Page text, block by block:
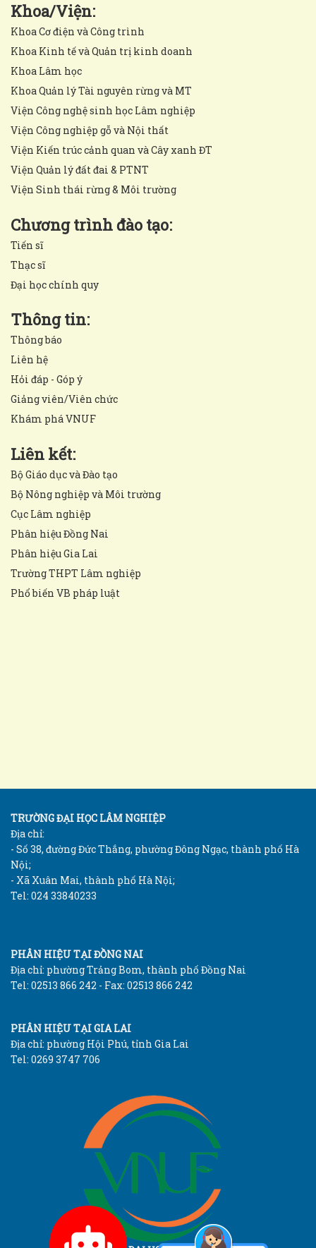
Khoa/Viện:
Khoa Cơ điện và Công trình
Khoa Kinh tế và Quản trị kinh doanh
Khoa Lâm học
Khoa Quản lý Tài nguyên rừng và MT
Viện Công nghệ sinh học Lâm nghiệp
Viện Công nghiệp gỗ và Nội thất
Viện Kiến trúc cảnh quan và Cây xanh ĐT
Viện Quản lý đất đai & PTNT
Viện Sinh thái rừng & Môi trường
Chương trình đào tạo:
Tiến sĩ
Thạc sĩ
Đại học chính quy
Thông tin:
Thông báo
Liên hệ
Hỏi đáp - Góp ý
Giảng viên/Viên chức
Khám phá VNUF
Liên kết:
Bộ Giáo dục và Đào tạo
Bộ Nông nghiệp và Môi trường
Cục Lâm nghiệp
Phân hiệu Đồng Nai
Phân hiệu Gia Lai
Trường THPT Lâm nghiệp
Phổ biến VB pháp luật
TRƯỜNG ĐẠI HỌC LÂM NGHIỆP
Địa chỉ:
- Số 38, đường Đức Thắng, phường Đông Ngạc, thành phố Hà
Nội;
- Xã Xuân Mai, thành phố Hà Nội;
Tel: 024 33840233
PHÂN HIỆU TẠI ĐỒNG NAI
Địa chỉ: phường Trảng Bom, thành phố Đồng Nai
Tel: 02513 866 242 - Fax: 02513 866 242
PHÂN HIỆU TẠI GIA LAI
Địa chỉ: phường Hội Phú, tỉnh Gia Lai
Tel: 0269 3747 706